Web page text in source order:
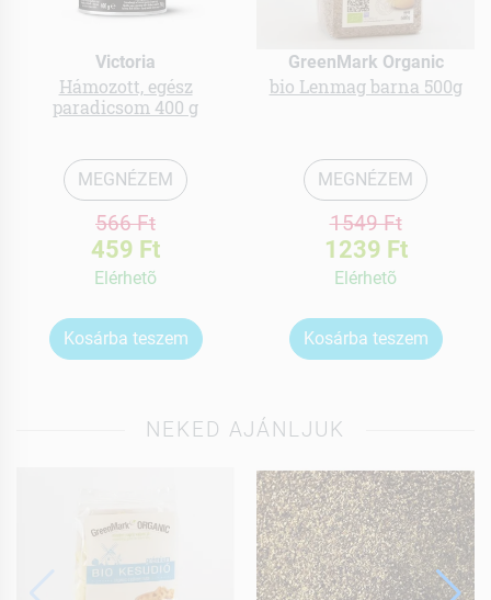
Victoria
Hámozott, egész
paradicsom 400 g
MEGNÉZEM
566 Ft
459 Ft
Elérhetõ
Kosárba teszem
GreenMark Organic
bio Lenmag barna 500g
MEGNÉZEM
1549 Ft
1239 Ft
Elérhetõ
Kosárba teszem
NEKED AJÁNLJUK